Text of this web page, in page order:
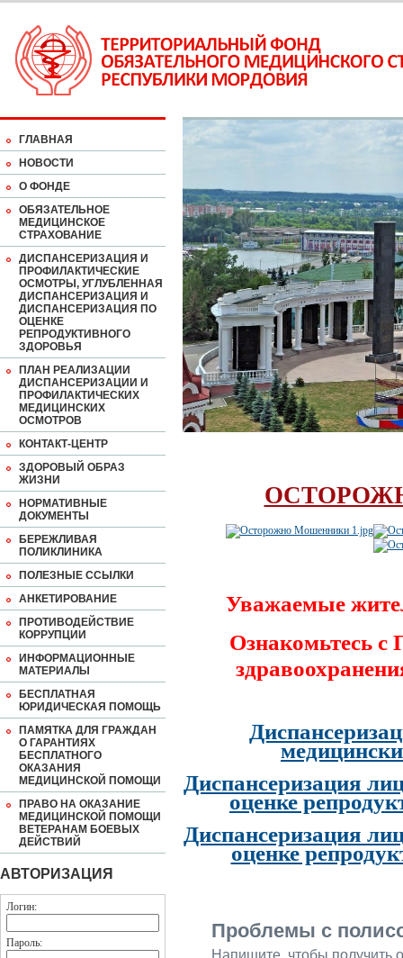
ГЛАВНАЯ
НОВОСТИ
О ФОНДЕ
ОБЯЗАТЕЛЬНОЕ
МЕДИЦИНСКОЕ
СТРАХОВАНИЕ
ДИСПАНСЕРИЗАЦИЯ И
ПРОФИЛАКТИЧЕСКИЕ
ОСМОТРЫ, УГЛУБЛЕННАЯ
ДИСПАНСЕРИЗАЦИЯ И
ДИСПАНСЕРИЗАЦИЯ ПО
ОЦЕНКЕ
РЕПРОДУКТИВНОГО
ЗДОРОВЬЯ
ПЛАН РЕАЛИЗАЦИИ
ДИСПАНСЕРИЗАЦИИ И
ПРОФИЛАКТИЧЕСКИХ
МЕДИЦИНСКИХ
ОСМОТРОВ
КОНТАКТ-ЦЕНТР
ЗДОРОВЫЙ ОБРАЗ
ЖИЗНИ
НОРМАТИВНЫЕ
ДОКУМЕНТЫ
БЕРЕЖЛИВАЯ
ПОЛИКЛИНИКА
ПОЛЕЗНЫЕ ССЫЛКИ
АНКЕТИРОВАНИЕ
ПРОТИВОДЕЙСТВИЕ
КОРРУПЦИИ
ИНФОРМАЦИОННЫЕ
МАТЕРИАЛЫ
БЕСПЛАТНАЯ
ЮРИДИЧЕСКАЯ ПОМОЩЬ
ПАМЯТКА ДЛЯ ГРАЖДАН
О ГАРАНТИЯХ
БЕСПЛАТНОГО
ОКАЗАНИЯ
МЕДИЦИНСКОЙ ПОМОЩИ
ПРАВО НА ОКАЗАНИЕ
МЕДИЦИНСКОЙ ПОМОЩИ
ВЕТЕРАНАМ БОЕВЫХ
ДЕЙСТВИЙ
АВТОРИЗАЦИЯ
Логин:
Пароль:
Уважаемые
Ознакомьтесь
Диспансеризация
оценке
Диспансеризация
оценке
Проблемы с
Напишите, чтобы получить